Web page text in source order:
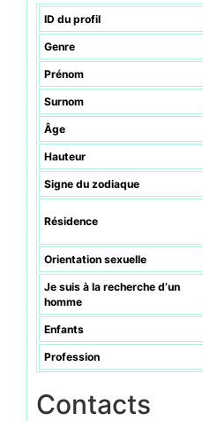
ID du profil
Genre
Prénom
Surnom
Âge
Hauteur
Signe du zodiaque
Résidence
Orientation sexuelle
Je suis à la recherche d’un
homme
Enfants
Profession
Contacts